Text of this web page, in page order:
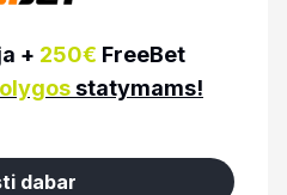
iki100€
statymams!
dabar